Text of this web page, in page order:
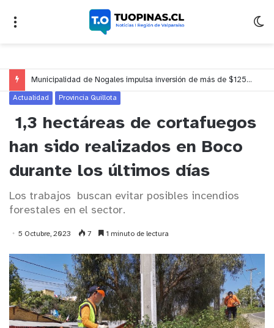
Municipalidad de Nogales impulsa inversión de más de $125 millones para mejorar el sector El Polígono
Actualidad Provincia Quillota
1,3 hectáreas de cortafuegos
han sido realizados en Boco
durante los últimos días
Los trabajos buscan evitar posibles incendios
forestales en el sector.
5 Octubre, 2023 7 1 minuto de lectura